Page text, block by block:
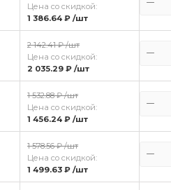
Цена со скидкой:
1 386.64 ₽ /шт
2 142.41 ₽ /шт
Цена со скидкой:
2 035.29 ₽ /шт
1 532.88 ₽ /шт
Цена со скидкой:
1 456.24 ₽ /шт
1 578.56 ₽ /шт
Цена со скидкой:
1 499.63 ₽ /шт